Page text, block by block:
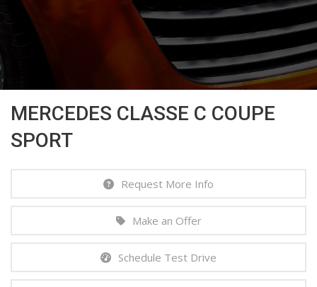
MERCEDES CLASSE C COUPE
SPORT
Request More Info
Make an Offer
Schedule Test Drive